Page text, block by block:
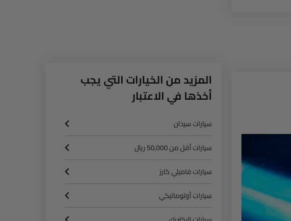
المزيد من الخيارات التي يجب
أخذها في الاعتبار
سيارات سيدان
سيارات أقل من 50,000 ريال
سيارات فاميلي كارز
سيارات أوتوماتيكي